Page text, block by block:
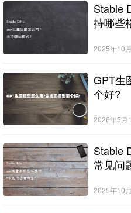
Stable
持哪些
2025年10
GPT生
个好?
2026年5月
Stable
常见问
2025年10